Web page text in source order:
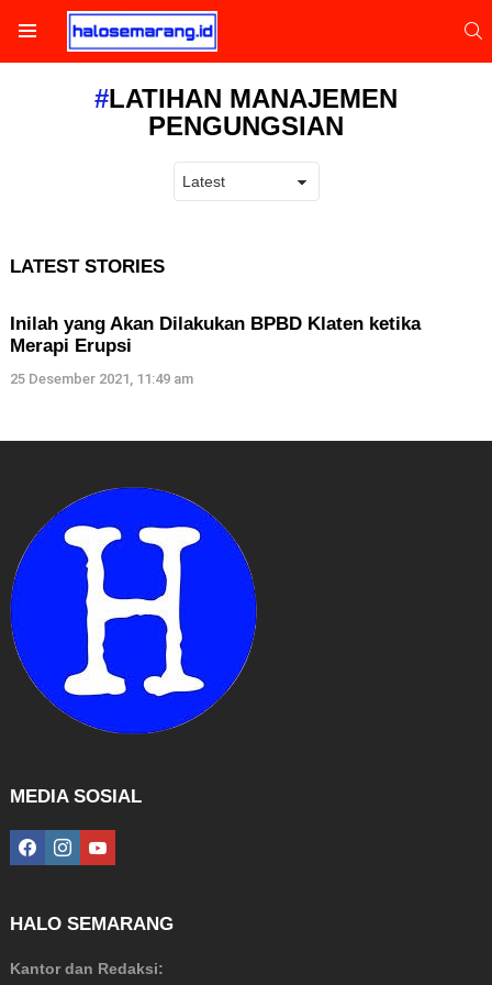
LATIHAN MANAJEMEN
PENGUNGSIAN
LATEST STORIES
Inilah yang Akan Dilakukan BPBD Klaten ketika
Merapi Erupsi
25 Desember 2021, 11:49 am
MEDIA SOSIAL
facebookinstagramyoutube
HALO SEMARANG
Kantor dan Redaksi: